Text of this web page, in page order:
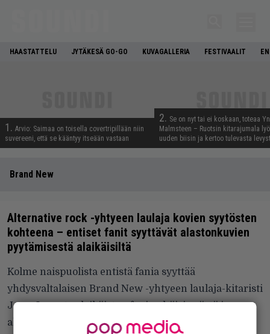
HAASTATTELU JYTÄKESÄ GO-GO KUVAGALLERIA FESTIVAALIT
1. Arvio: Saimaa on toisella covertripillään niin
suvereeni, että se kääntyy itseään vastaan
2. Se on nyt tai ei koskaan, toteaa
Malmsteen – Ruotsin kitarajumala
uuden biisin ja kertoo tulevasta
Brand New
Alternative rock -yhtyeen laulaja kovien syytösten
kohteena – entiset fanit syyttävät alastonkuvien
pyytämisestä alaikäisiltä
Kolme naispuolista entistä fania syyttää
yhdysvaltalaisen Brand New -yhtyeen laulaja-kitaristi
Jesse Laceyta alaikäisten fanien häirinnästä ja
alastonkuvien pyytämisestä.